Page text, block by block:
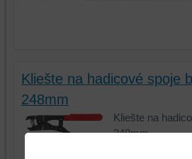
Kliešte na hadicové spoje
248mm
Kliešte na
248mm